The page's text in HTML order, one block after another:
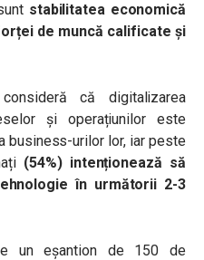
stabilitatea economică
de muncă calificate și
că digitalizarea
și operațiunilor este
business-urilor lor, iar peste
(54%) intenționează să
în următorii 2-3
un eșantion de 150 de